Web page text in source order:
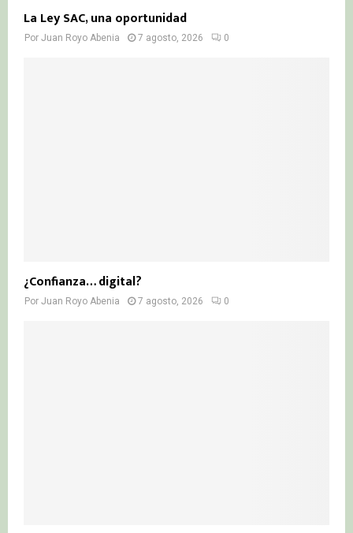
La Ley SAC, una oportunidad
Por Juan Royo Abenia 7 agosto, 2026 0
¿Confianza… digital?
Por Juan Royo Abenia 7 agosto, 2026 0